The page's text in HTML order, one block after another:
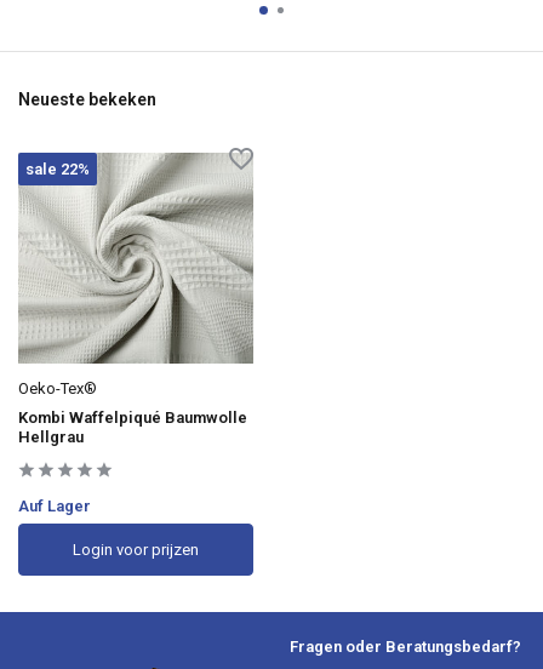
Neueste bekeken
sale 22%
Oeko-Tex®
Kombi Waffelpiqué Baumwolle
Hellgrau
Auf Lager
Login voor prijzen
Fragen oder Beratungsbedarf?